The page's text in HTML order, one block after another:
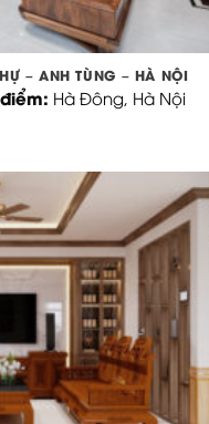
– ANH TÙNG – HÀ NỘI
Hà Đông, Hà Nội